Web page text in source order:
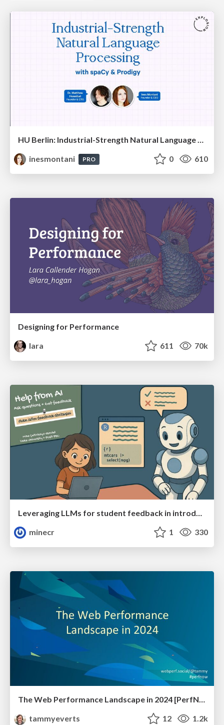
HU Berlin: Industrial-Strength Natural Language Processing with spaCy and Prodigy
inesmontani
PRO 0 610
Designing for Performance
lara
611 70k
Leveraging LLMs for student feedback in introductory data science courses - posit::conf(2025)
minecr
1 330
The Web Performance Landscape in 2024 [PerfNow 2024]
tammyeverts
12 1.2k